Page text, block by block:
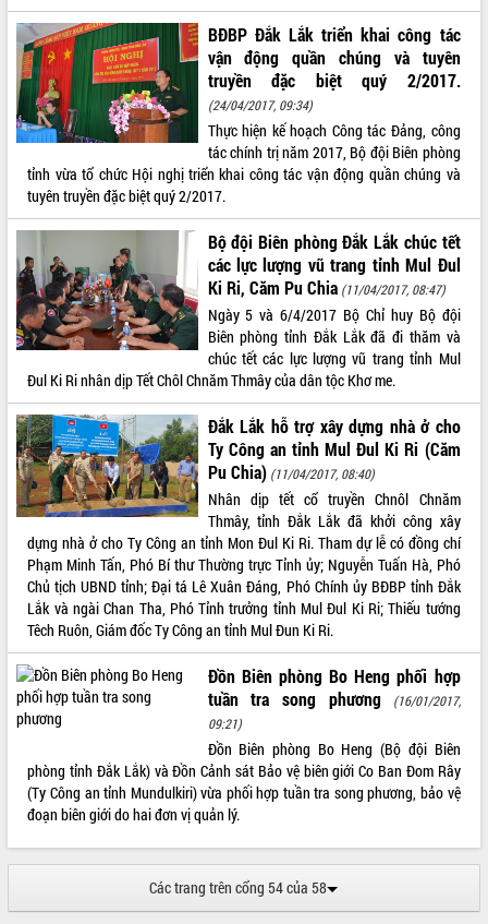
Bàn giải pháp tháo gỡ khó khăn trong
xuất khẩu sầu riêng và triển khai quy
định EUDR
Thứ trưởng Bộ Nông nghiệp và Môi
trường Nguyễn Hoàng Hiệp khảo sát
vùng trồng và doanh nghiệp đóng gói
Trình diễn nghệ thuật chế biến các
món ăn từ sầu riêng
Đắk Lắk công bố Quy hoạch và xúc
tiến đầu tư tỉnh
Ngành cá ngừ Đắk Lắk chủ động thích
ứng để giữ vững thị trường xuất khẩu
Diễn đàn Kinh tế tư nhân Việt Nam đột
phá cơ chế - Hợp tác công tư
Đề án 06 tạo bước ngoặt đột phá trong
Kết nối tour, đẩy mạnh chuyển đổi số
để phát triển du lịch Đắk Lắk
Khởi động Dự án Đầu tư xây dựng hạ
tầng kỹ thuật Cụm công nghiệp Tân
Tiến
Gặp mặt các cơ quan báo chí nhân Kỷ
niệm 101 năm Ngày Báo chí Cách
mạng Việt Nam
Đắk Lắk sơ kết 4 năm triển khai thực
hiện Đề án 06 của Chính phủ
Họp báo thông tin về Hội nghị Công bố
Quy hoạch và Xúc tiến đầu tư tỉnh Đắk
Lắk
HĐND tỉnh thông qua điều chỉnh Quy
hoạch tỉnh thời kỳ 2021-2030
THỐNG KÊ TRUY CẬP
Hôm nay:
22533
Tất cả: 65998675
BĐBP Đắk Lắk triển khai công tác
vận động quần chúng và tuyên
truyền đặc biệt quý 2/2017.
(24/04/2017, 09:34)
Thực hiện kế hoạch Công tác Đảng, công
tác chính trị năm 2017, Bộ đội Biên phòng
tỉnh vừa tổ chức Hội nghị triển khai công tác vận động quần chúng và
tuyên truyền đặc biệt quý 2/2017.
Bộ đội Biên phòng Đắk Lắk chúc tết
các lực lượng vũ trang tỉnh Mul Đul
Ki Ri, Căm Pu Chia (11/04/2017, 08:47)
Ngày 5 và 6/4/2017 Bộ Chỉ huy Bộ đội
Biên phòng tỉnh Đắk Lắk đã đi thăm và
chúc tết các lực lượng vũ trang tỉnh Mul
Đul Ki Ri nhân dịp Tết Chôl Chnăm Thmây của dân tộc Khơ me.
Đắk Lắk hỗ trợ xây dựng nhà ở cho
Ty Công an tỉnh Mul Đul Ki Ri (Căm
Pu Chia) (11/04/2017, 08:40)
Nhân dịp tết cổ truyền Chnôl Chnăm
Thmây, tỉnh Đắk Lắk đã khởi công xây
dựng nhà ở cho Ty Công an tỉnh Mon Đul Ki Ri. Tham dự lễ có đồng chí
Phạm Minh Tấn, Phó Bí thư Thường trực Tỉnh ủy; Nguyễn Tuấn Hà, Phó
Chủ tịch UBND tỉnh; Đại tá Lê Xuân Đáng, Phó Chính ủy BĐBP tỉnh Đắk
Lắk và ngài Chan Tha, Phó Tỉnh trưởng tỉnh Mul Đul Ki Ri; Thiếu tướng
Têch Ruôn, Giám đốc Ty Công an tỉnh Mul Đun Ki Ri.
Đồn Biên phòng Bo Heng phối hợp
tuần tra song phương
(16/01/2017,
09:21)
Đồn Biên phòng Bo Heng (Bộ đội Biên
phòng tỉnh Đắk Lắk) và Đồn Cảnh sát Bảo vệ biên giới Co Ban Đom Rây
(Ty Công an tỉnh Mundulkiri) vừa phối hợp tuần tra song phương, bảo vệ
đoạn biên giới do hai đơn vị quản lý.
Các trang trên cổng 54 của 58